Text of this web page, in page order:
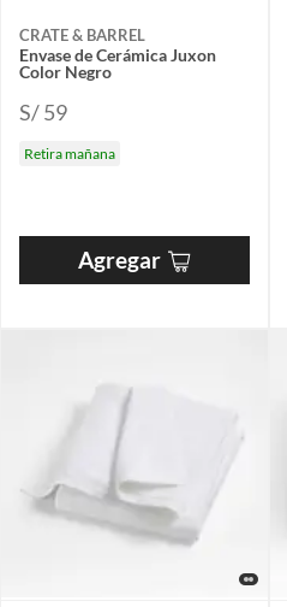
CRATE & BARREL
Envase de Cerámica Juxon
Color Negro
S/ 59
Retira mañana
Agregar